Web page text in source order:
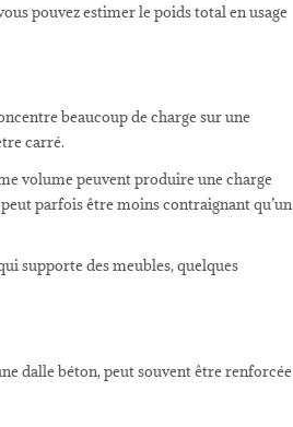
pouvez estimer le poids total en usage
beaucoup de charge sur une
carré.
volume peuvent produire une charge
parfois être moins contraignant qu’un
supporte des meubles, quelques
dalle béton, peut souvent être renforcée